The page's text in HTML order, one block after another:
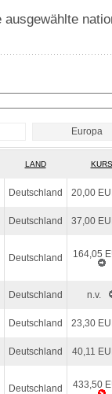
ausgewählte
Europa
LAND KURS
Deutschland 20,00
Deutschland 37,00
Deutschland 164,05
Deutschland n.v.
Deutschland 23,30
Deutschland 40,11
Deutschland 433,50